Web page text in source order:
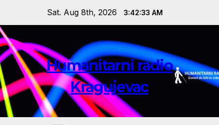
content
Sat. Aug 8th, 2026 3:42:34 AM
Humanitarni radio
Kragujevac